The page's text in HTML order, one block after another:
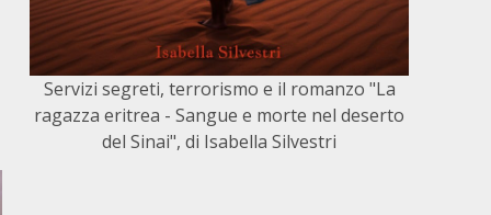
Servizi segreti, terrorismo e il romanzo "La
ragazza eritrea - Sangue e morte nel deserto
del Sinai", di Isabella Silvestri